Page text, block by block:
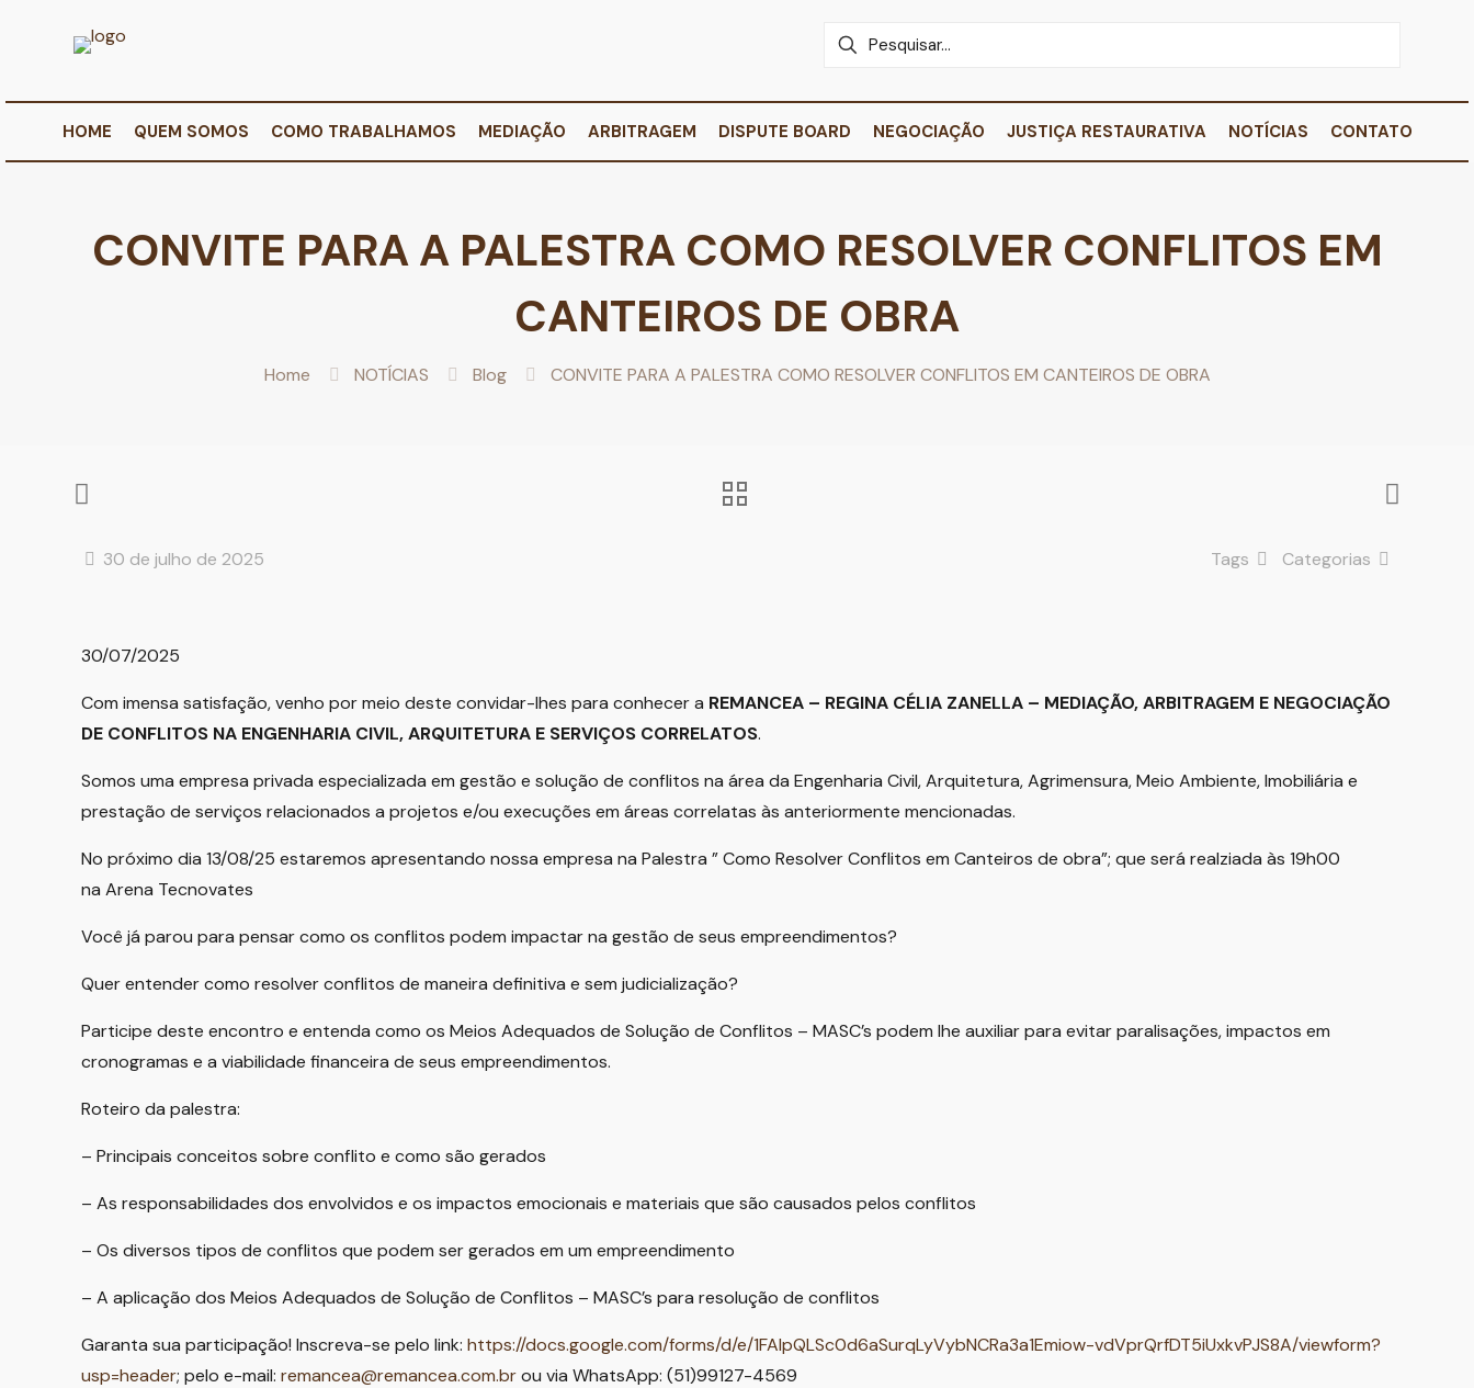
HOME QUEM SOMOS COMO TRABALHAMOS MEDIAÇÃO ARBITRAGEM DISPUTE BOARD NEGOCIAÇÃO JUSTIÇA RESTAURATIVA NOTÍCIAS CONTATO
CONVITE PARA A PALESTRA COMO RESOLVER CONFLITOS EM
CANTEIROS DE OBRA
Home NOTÍCIAS Blog CONVITE PARA A PALESTRA COMO RESOLVER CONFLITOS EM CANTEIROS DE OBRA
30 de julho de 2025 Categorias
Tags
30/07/2025
Com imensa satisfação, venho por meio deste convidar-lhes para conhecer a REMANCEA – REGINA CÉLIA ZANELLA – MEDIAÇÃO, ARBITRAGEM E NEGOCIAÇÃO
DE CONFLITOS NA ENGENHARIA CIVIL, ARQUITETURA E SERVIÇOS CORRELATOS.
Somos uma empresa privada especializada em gestão e solução de conflitos na área da Engenharia Civil, Arquitetura, Agrimensura, Meio Ambiente, Imobiliária e
prestação de serviços relacionados a projetos e/ou execuções em áreas correlatas às anteriormente mencionadas.
No próximo dia 13/08/25 estaremos apresentando nossa empresa na Palestra ” Como Resolver Conflitos em Canteiros de obra”; que será realziada às 19h00
na Arena Tecnovates
Você já parou para pensar como os conflitos podem impactar na gestão de seus empreendimentos?
Quer entender como resolver conflitos de maneira definitiva e sem judicialização?
Participe deste encontro e entenda como os Meios Adequados de Solução de Conflitos – MASC’s podem lhe auxiliar para evitar paralisações, impactos em
cronogramas e a viabilidade financeira de seus empreendimentos.
Roteiro da palestra:
– Principais conceitos sobre conflito e como são gerados
– As responsabilidades dos envolvidos e os impactos emocionais e materiais que são causados pelos conflitos
– Os diversos tipos de conflitos que podem ser gerados em um empreendimento
– A aplicação dos Meios Adequados de Solução de Conflitos – MASC’s para resolução de conflitos
Garanta sua participação! Inscreva-se pelo link:https://docs.google.com/forms/d/e/1FAIpQLSc0d6aSurqLyVybNCRa3a1Emiow-vdVprQrfDT5iUxkvPJS8A/viewform?
usp=header; pelo e-mail:remancea@remancea.com.brou via WhatsApp: (51)99127-4569